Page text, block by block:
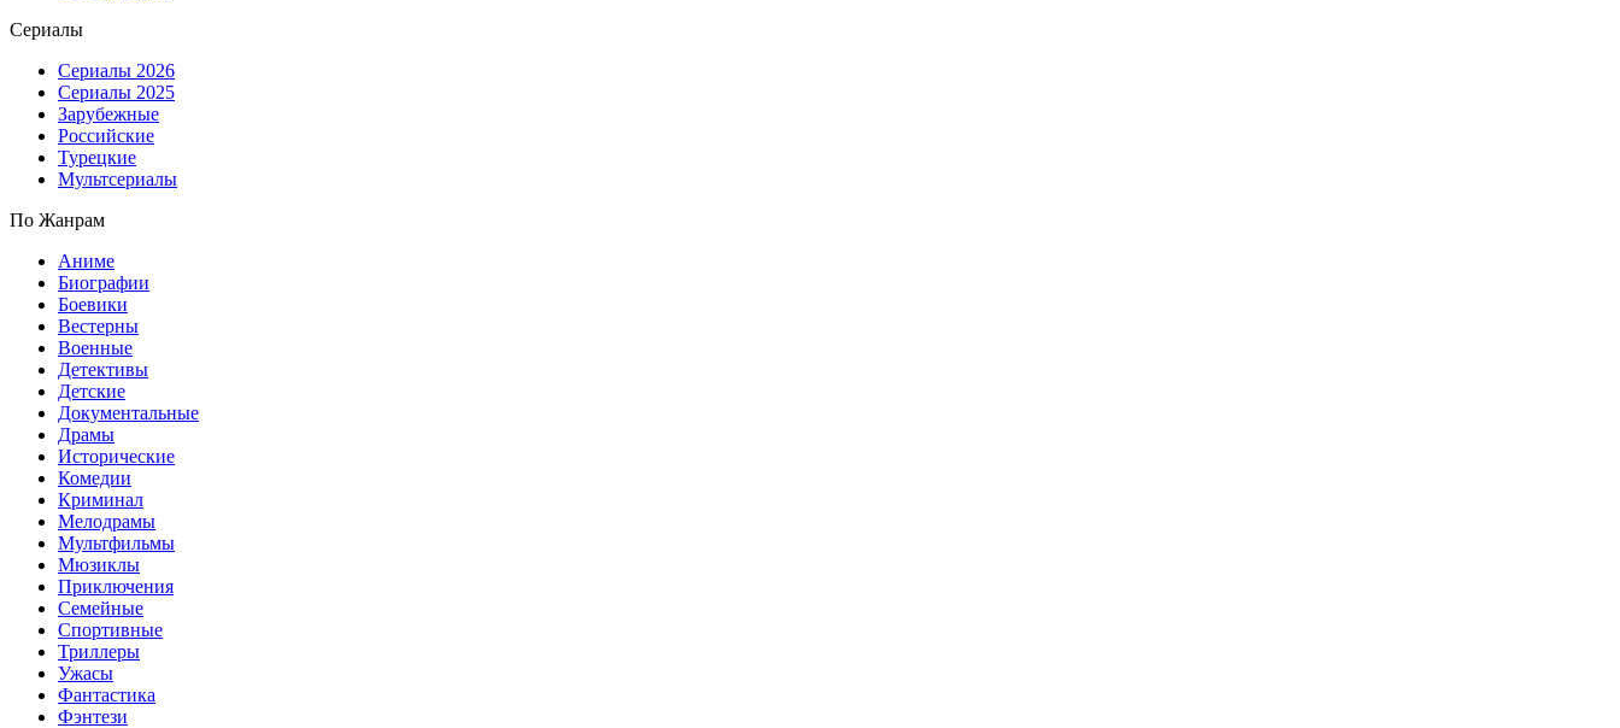
Сериалы
Сериалы 2026
Сериалы 2025
Зарубежные
Российские
Турецкие
Мультсериалы
По Жанрам
Аниме
Биографии
Боевики
Вестерны
Военные
Детективы
Детские
Документальные
Драмы
Исторические
Комедии
Криминал
Мелодрамы
Мультфильмы
Мюзиклы
Приключения
Семейные
Спортивные
Триллеры
Ужасы
Фантастика
Фэнтези